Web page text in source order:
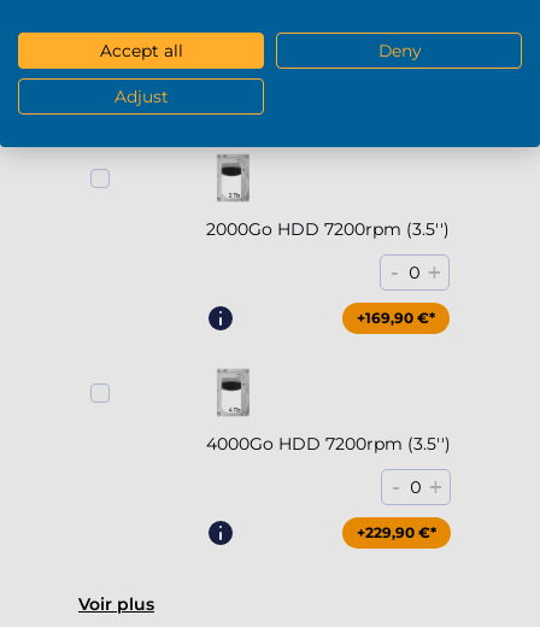
- 0
2000Go HDD 7200rpm (3.5'')
- 0 +
+169,90 €*
4000Go HDD 7200rpm (3.5'')
- 0 +
+229,90 €*
Voir plus
Accept all Deny
Adjust